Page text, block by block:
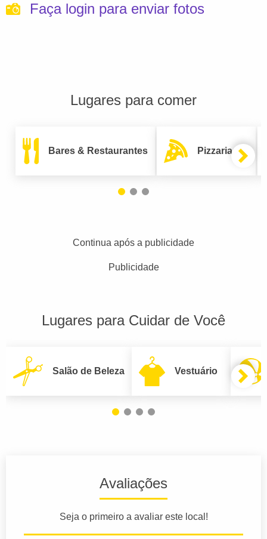
Faça login para enviar fotos
Lugares para comer
Bares & Restaurantes Pizzarias
Continua após a publicidade
Publicidade
Lugares para Cuidar de Você
Salão de Beleza Vestuário
Avaliações
Seja o primeiro a avaliar este local!